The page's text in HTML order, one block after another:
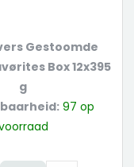
Gestoomde
Box 12x395
g
97 op